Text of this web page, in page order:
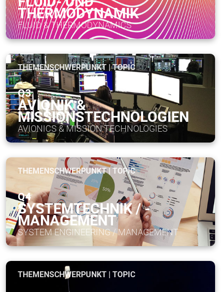
THERMODYNAMIK
FLUID & THERMODYNAMICS
THEMENSCHWERPUNKT | TOPIC
Q3
AVIONIK &
MISSIONSTECHNOLOGIEN
AVIONICS & MISSION TECHNOLOGIES
THEMENSCHWERPUNKT | TOPIC
Q4
SYSTEMTECHNIK / -
MANAGEMENT
SYSTEM ENGINEERING / MANAGEMENT
THEMENSCHWERPUNKT | TOPIC